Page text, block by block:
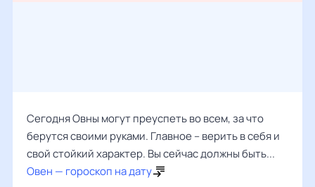
Сегодня Овны могут преуспеть во всем, за что
берутся своими руками. Главное – верить в себя и
свой стойкий характер. Вы сейчас должны быть...
Овен — гороскоп на дату